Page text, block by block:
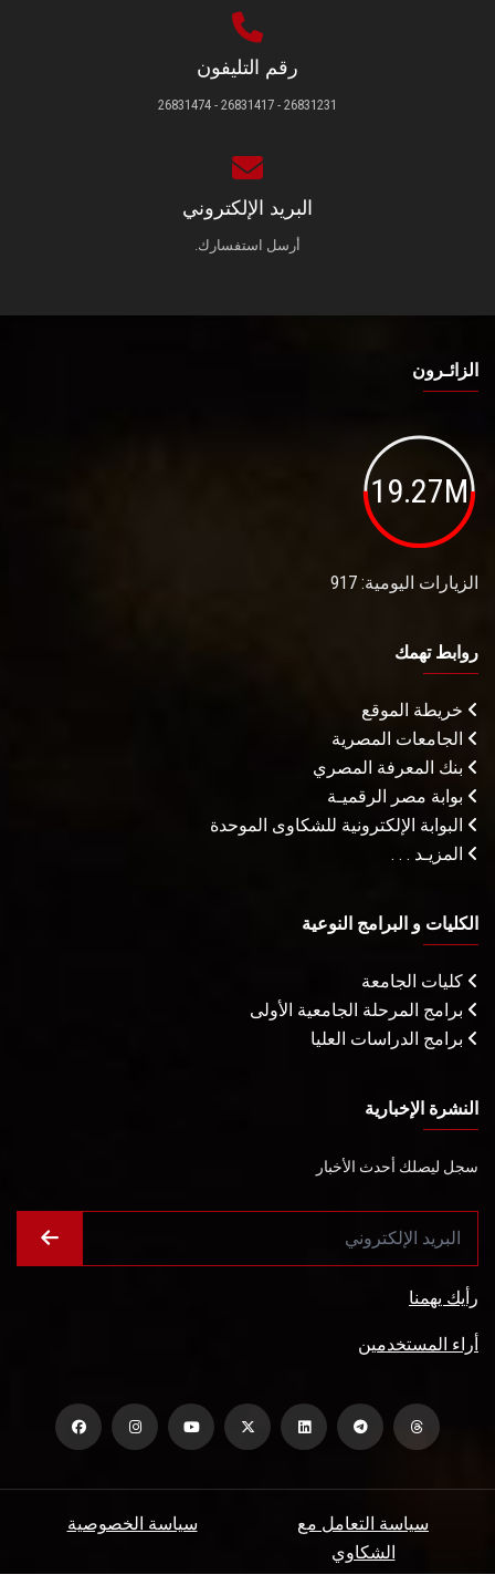
رقم التليفون
26831231 - 26831417 - 26831474
البريد الإلكتروني
أرسل استفسارك.
الزائـرون
19.27M
الزيارات اليومية: 917
روابط تهمك
خريطة الموقع
الجامعات المصرية
بنك المعرفة المصري
بوابة مصر الرقميـة
البوابة الإلكترونية للشكاوى الموحدة
المزيـد . . .
الكليات و البرامج النوعية
كليات الجامعة
برامج المرحلة الجامعية الأولى
برامج الدراسات العليا
النشرة الإخبارية
سجل ليصلك أحدث الأخبار
رأيك يهمنا
أراء المستخدمين
سياسة الخصوصية
سياسة التعامل مع
الشكاوي